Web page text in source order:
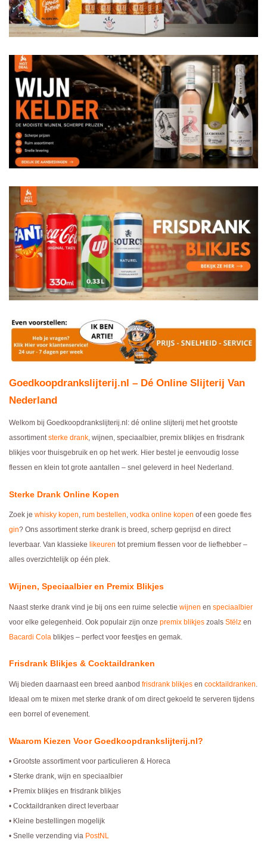
Goedkoopdrankslijterij.nl – Dé Online Slijterij Van
Nederland
Welkom bij Goedkoopdrankslijterij.nl: dé online slijterij met het grootste
assortimentsterke drank, wijnen, speciaalbier, premix blikjes en frisdrank
blikjes voor thuisgebruik en op het werk. Hier bestel je eenvoudig losse
flessen en klein tot grote aantallen – snel geleverd in heel Nederland.
Sterke Drank Online Kopen
Zoek je whisky kopen, rum bestellen, vodka online kopen of een goede fles
gin? Ons assortiment sterke drank is breed, scherp geprijsd en direct
leverbaar. Van klassieke likeuren tot premium flessen voor de liefhebber –
alles overzichtelijk op één plek.
Wijnen, Speciaalbier en Premix Blikjes
Naast sterke drank vind je bij ons een ruime selectie wijnen en speciaalbier
voor elke gelegenheid. Ook populair zijn onze premix blikjes zoals Stëlz en
Bacardi Cola blikjes – perfect voor feestjes en gemak.
Frisdrank Blikjes & Cocktaildranken
Wij bieden daarnaast een breed aanbod frisdrank blikjes en cocktaildranken.
Ideaal om te mixen met sterke drank of om direct gekoeld te serveren tijdens
een borrel of evenement.
Waarom Kiezen Voor Goedkoopdrankslijterij.nl?
• Grootste assortiment voor particulieren & Horeca
• Sterke drank, wijn en speciaalbier
• Premix blikjes en frisdrank blikjes
• Cocktaildranken direct leverbaar
• Kleine bestellingen mogelijk
• Snelle verzending via PostNL